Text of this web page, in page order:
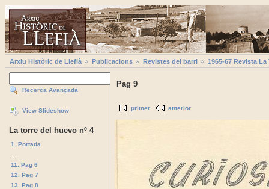
Arxiu Històric de Llefià Publicacions Revistes del barri 1965-67 Revista
Recerca Avançada
View Slideshow
La torre del huevo nº 4
1. Portada
11. Pag 6
12. Pag 7
13. Pag 8
Pag 9
primer anterior